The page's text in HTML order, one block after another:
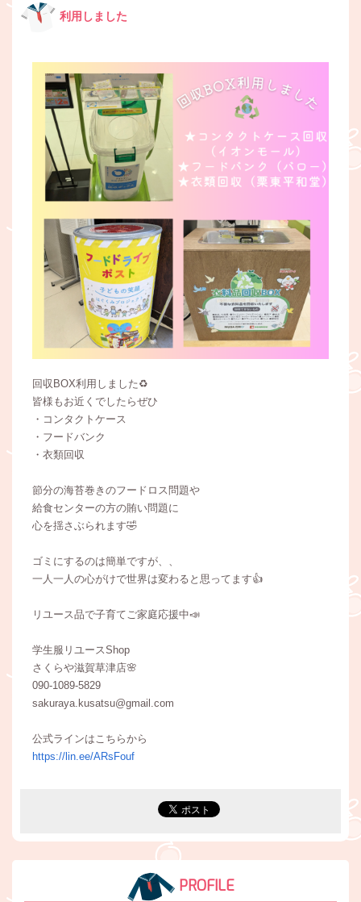
利用しました
回収BOX利用しました♻️
皆様もお近くでしたらぜひ
・コンタクトケース
・フードバンク
・衣類回収
節分の海苔巻きのフードロス問題や
給食センターの方の賄い問題に
心を揺さぶられます🤣
ゴミにするのは簡単ですが、、
一人一人の心がけで世界は変わると思ってます👍
リユース品で子育てご家庭応援中📣
学生服リユースShop
さくらや滋賀草津店🌸
090-1089-5829
sakuraya.kusatsu@gmail.com
公式ラインはこちらから
https://lin.ee/ARsFouf
PROFILE